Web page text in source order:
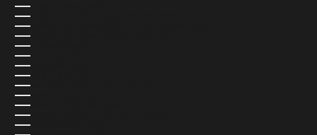
REINO UNIDO (GBP £)
REPÚBLICA CENTROAFRICANA (USD $)
REPÚBLICA DEMOCRÁTICA DEL CONGO (USD $)
REPÚBLICA DOMINICANA (USD $)
REUNIÓN (USD $)
RUANDA (USD $)
RUMANÍA (USD $)
RUSIA (USD $)
SÁHARA OCCIDENTAL (USD $)
SAMOA (USD $)
SAN BARTOLOMÉ (USD $)
SAN CRISTÓBAL Y NIEVES (USD $)
SAN MARINO (USD $)